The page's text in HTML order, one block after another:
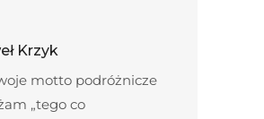
Krzyk
motto podróżnicze
„tego co